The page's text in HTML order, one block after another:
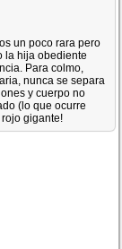
un poco rara pero
la hija obediente
Para colmo,
nunca se separa
y cuerpo no
(lo que ocurre
rojo gigante!